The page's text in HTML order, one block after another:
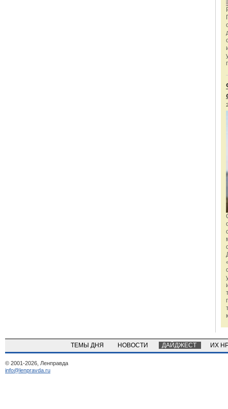
ТЕМЫ ДНЯ НОВОСТИ ДАЙДЖЕСТ ИХ
© 2001-2026, Ленправда
info@lenpravda.ru